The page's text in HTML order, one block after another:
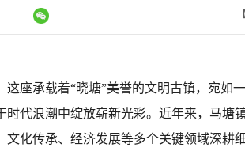
这座承载着“晓塘”美誉的文明古镇，宛如
时代浪潮中绽放崭新光彩。近年来，马塘
文化传承、经济发展等多个关键领域深耕